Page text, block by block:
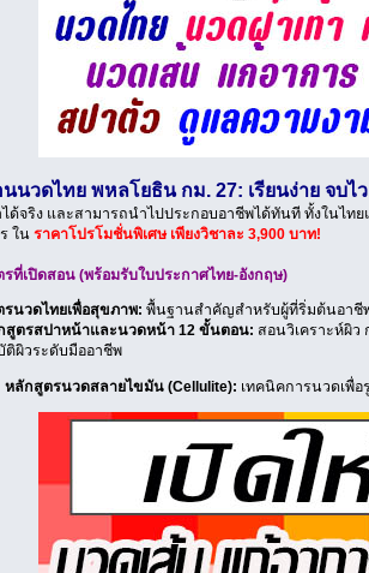
นวดไทย พหลโยธิน กม. 27: เรียนง่าย จบไ
ได้จริง และสามารถนำไปประกอบอาชีพได้ทันที ทั้งในไ
ใน ราคาโปรโมชั่นพิเศษ เพียงวิชาละ 3,900 บาท!
ที่เปิดสอน (พร้อมรับใบประกาศไทย-อังกฤษ)
นวดไทยเพื่อสุขภาพ: พื้นฐานสำคัญสำหรับผู้ที่ริ่มต้นอาชี
สูตรสปาหน้าและนวดหน้า 12 ขั้นตอน: สอนวิเคราะห์ผิว
ผิวระดับมืออาชีพ
หลักสูตรนวดสลายไขมัน (Cellulite): เทคนิคการนวดเพื่อ